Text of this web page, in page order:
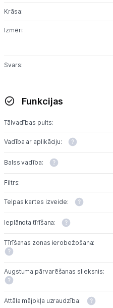
Krāsa:
Izmēri:
Svars:
Funkcijas
Tālvadības pults:
Vadība ar aplikāciju:
Balss vadība:
Filtrs:
Telpas kartes izveide:
Ieplānota tīrīšana:
Tīrīšanas zonas ierobežošana:
Augstuma pārvarēšanas slieksnis:
Attāla mājokļa uzraudzība: